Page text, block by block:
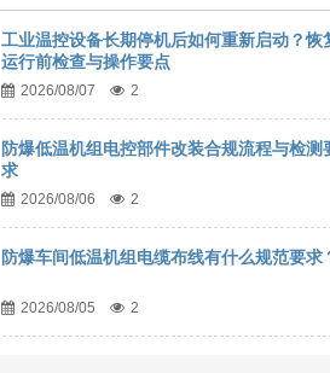
工业温控设备长期停机后如何重新启动？恢
运行前检查与操作要点
2026/08/07 2
防爆低温机组电控部件改装合规流程与检测
求
2026/08/06 2
防爆车间低温机组电缆布线有什么规范要求
2026/08/05 2